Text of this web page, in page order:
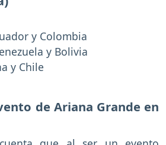
y Colombia
y Bolivia
y Chile
de Ariana Grande en